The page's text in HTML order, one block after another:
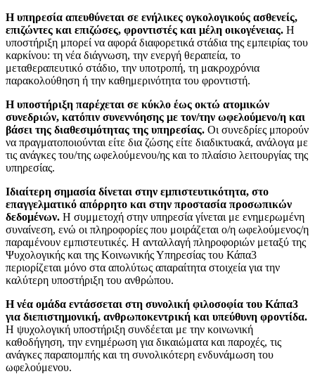
Η υπηρεσία απευθύνεται σε ενήλικες ογκολογικούς ασθενείς,
επιζώντες και επιζώσες, φροντιστές και μέλη οικογένειας. Η
υποστήριξη μπορεί να αφορά διαφορετικά στάδια της εμπειρίας του
καρκίνου: τη νέα διάγνωση, την ενεργή θεραπεία, το
μεταθεραπευτικό στάδιο, την υποτροπή, τη μακροχρόνια
παρακολούθηση ή την καθημερινότητα του φροντιστή.
Η υποστήριξη παρέχεται σε κύκλο έως οκτώ ατομικών
συνεδριών, κατόπιν συνεννόησης με τον/την ωφελούμενο/η και
βάσει της διαθεσιμότητας της υπηρεσίας. Οι συνεδρίες μπορούν
να πραγματοποιούνται είτε δια ζώσης είτε διαδικτυακά, ανάλογα με
τις ανάγκες του/της ωφελούμενου/ης και το πλαίσιο λειτουργίας της
υπηρεσίας.
Ιδιαίτερη σημασία δίνεται στην εμπιστευτικότητα, στο
επαγγελματικό απόρρητο και στην προστασία προσωπικών
δεδομένων. Η συμμετοχή στην υπηρεσία γίνεται με ενημερωμένη
συναίνεση, ενώ οι πληροφορίες που μοιράζεται ο/η ωφελούμενος/η
παραμένουν εμπιστευτικές. Η ανταλλαγή πληροφοριών μεταξύ της
Ψυχολογικής και της Κοινωνικής Υπηρεσίας του Κάπα3
περιορίζεται μόνο στα απολύτως απαραίτητα στοιχεία για την
καλύτερη υποστήριξη του ανθρώπου.
Η νέα ομάδα εντάσσεται στη συνολική φιλοσοφία του Κάπα3
για διεπιστημονική, ανθρωποκεντρική και υπεύθυνη φροντίδα.
Η ψυχολογική υποστήριξη συνδέεται με την κοινωνική
καθοδήγηση, την ενημέρωση για δικαιώματα και παροχές, τις
ανάγκες παραπομπής και τη συνολικότερη ενδυνάμωση του
ωφελούμενου.